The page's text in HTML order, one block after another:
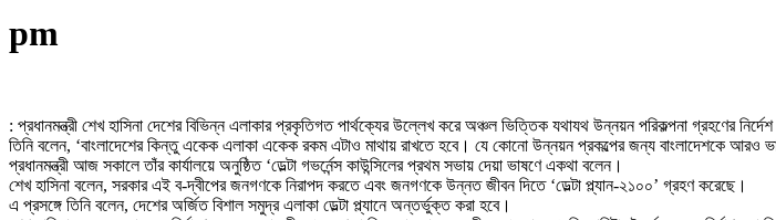
pm
: প্রধানমন্ত্রী শেখ হাসিনা দেশের বিভিন্ন এলাকার প্রকৃতিগত পার্থক্যের উল্লেখ করে অঞ্চল ভিত্তিক যথাযথ উন্নয়ন পরিকল্পনা গ্রহণের নির্দেশ
তিনি বলেন, ‘বাংলাদেশের কিন্তু একেক এলাকা একেক রকম এটাও মাথায় রাখতে হবে। যে কোনো উন্নয়ন প্রকল্পের জন্য বাংলাদেশকে আরও
প্রধানমন্ত্রী আজ সকালে তাঁর কার্যালয়ে অনুষ্ঠিত ‘ডেল্টা গভর্নেন্স কাউন্সিলের প্রথম সভায় দেয়া ভাষণে একথা বলেন।
শেখ হাসিনা বলেন, সরকার এই ব-দ্বীপের জনগণকে নিরাপদ করতে এবং জনগণকে উন্নত জীবন দিতে ‘ডেল্টা প্ল্যান-২১০০’ গ্রহণ করেছে।
এ প্রসঙ্গে তিনি বলেন, দেশের অর্জিত বিশাল সমুদ্র এলাকা ডেল্টা প্ল্যানে অন্তর্ভুক্ত করা হবে।